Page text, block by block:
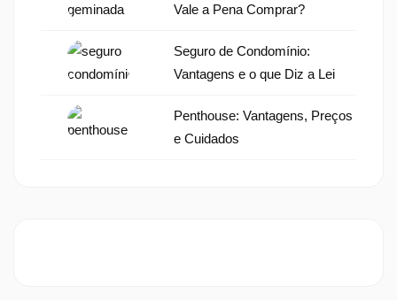
Vale a Pena Comprar?
Seguro de Condomínio:
Vantagens e o que Diz a Lei
Penthouse: Vantagens, Preços
e Cuidados